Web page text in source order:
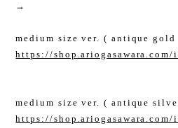
→
medium size ver. ( antique gold
https://shop.ariogasawara.com/
medium size ver. ( antique
https://shop.ariogasawara.com/